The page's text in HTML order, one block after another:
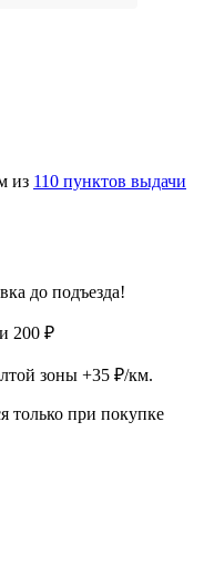
из 110 пунктов выдачи
до подъезда!
200 ₽
зоны +35 ₽/км.
только при покупке